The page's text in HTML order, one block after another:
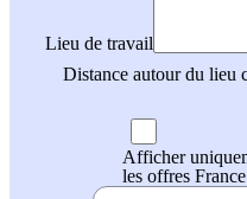
Lieu de travail
Distance autour du lieu
Afficher
les offres